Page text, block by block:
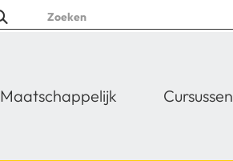
Maatschappelijk Cursussen